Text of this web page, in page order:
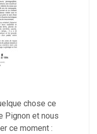
chose ce
Pignon et nous
ce moment :